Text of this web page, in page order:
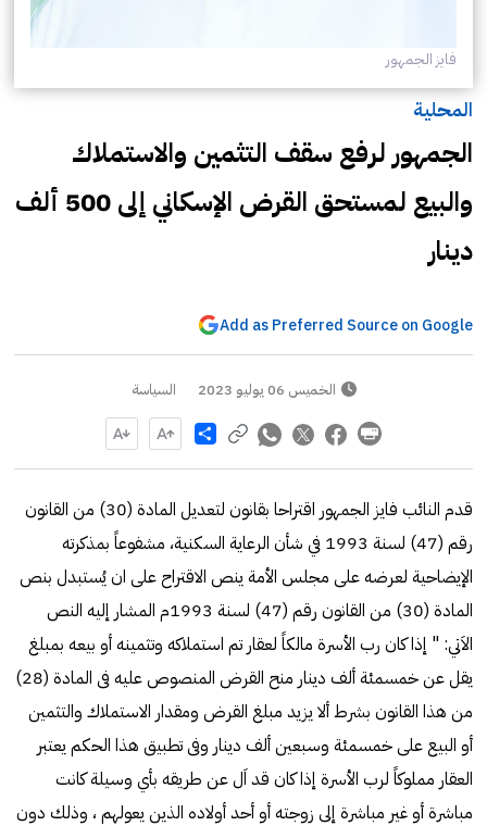
فايز الجمهور
المحلية
الجمهور لرفع سقف التثمين والاستملاك
والبيع لمستحق القرض الإسكاني إلى 500 ألف
دينار
Add as Preferred Source on Google
الخميس 06 يوليو 2023 السياسة
Share
قدم النائب فايز الجمهور اقتراحا بقانون لتعديل المادة (30) من القانون
رقم (47) لسنة 1993 في شأن الرعاية السكنية، مشفوعاً بمذكرته
الإيضاحية لعرضه على مجلس الأمة ينص الاقتراح على ان يُستبدل بنص
المادة (30) من القانون رقم (47) لسنة 1993م المشار إليه النص
الاَتي: " إذا كان رب الأسرة مالكاً لعقار تم استملاكه وتثمينه أو بيعه بمبلغ
يقل عن خمسمئة ألف دينار منح القرض المنصوص عليه فى المادة (28)
من هذا القانون بشرط ألا يزيد مبلغ القرض ومقدار الاستملاك والتثمين
أو البيع على خمسمئة وسبعين ألف دينار وفى تطبيق هذا الحكم يعتبر
العقار مملوكاً لرب الأسرة إذا كان قد اَل عن طريقه بأي وسيلة كانت
مباشرة أو غير مباشرة إلى زوجته أو أحد أولاده الذين يعولهم ، وذلك دون